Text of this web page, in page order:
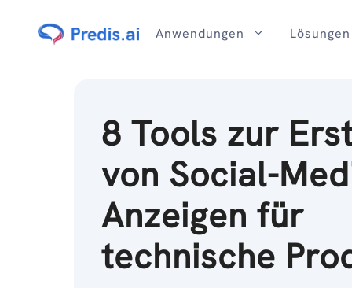
Anwendungen Lösungen
8 Tools zur
von Social-
Anzeigen für
technische